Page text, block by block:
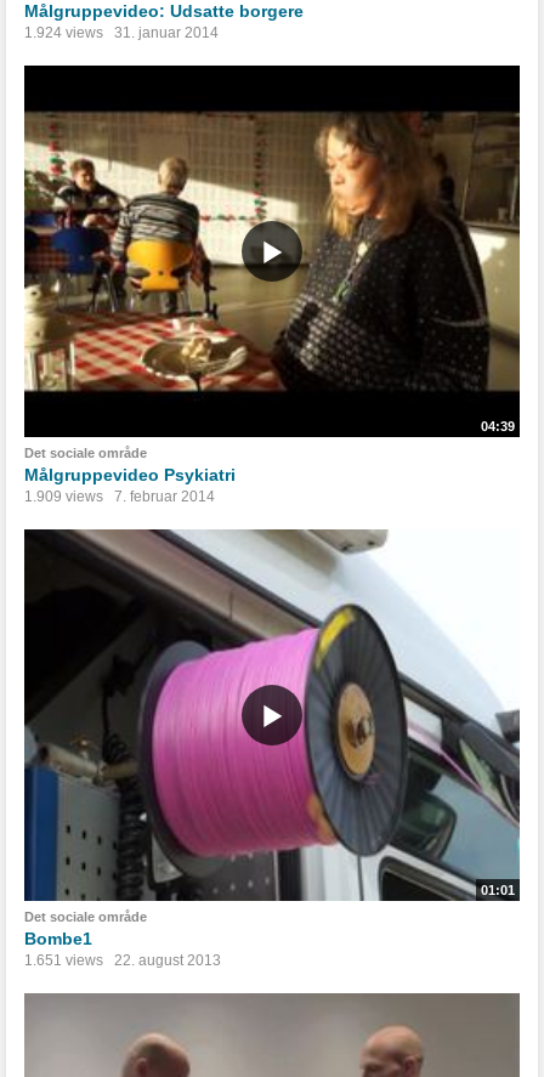
Målgruppevideo: Udsatte borgere
1.924 views 31. januar 2014
04:39
Det sociale område
Målgruppevideo Psykiatri
1.909 views 7. februar 2014
01:01
Det sociale område
Bombe1
1.651 views 22. august 2013